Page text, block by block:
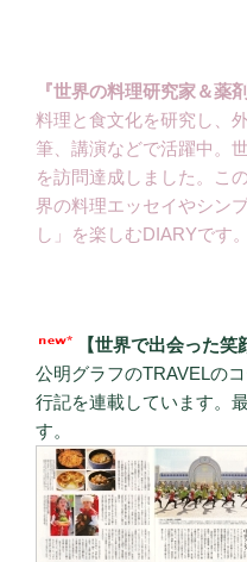
『世界の料理研究家＆薬剤
料理と食文化を研究し、
筆、講演などで活躍中。
を訪問達成しました。こ
界の料理エッセイやシン
し」を楽しむDIARYです。
【世界で出会った
公明グラフのTRAVELの
行記を連載しています。
す。